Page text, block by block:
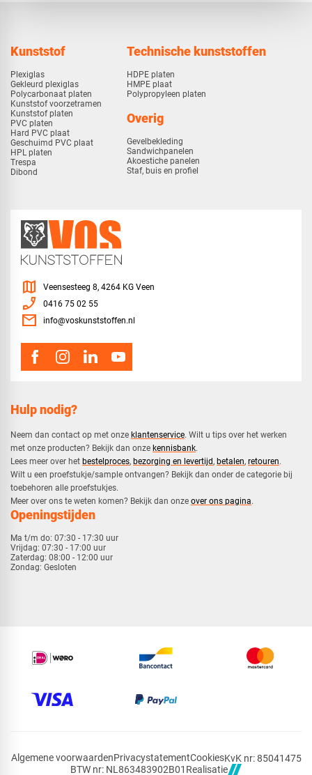
Kunststof
Plexiglas
Gekleurd plexiglas
Polycarbonaat platen
Kunststof voorzetramen
Kunststof platen
PVC platen
Hard PVC plaat
Geschuimd PVC plaat
HPL platen
Trespa
Dibond
Technische kunststoffen
HDPE platen
HMPE plaat
Polypropyleen platen
Overig
Gevelbekleding
Sandwichpanelen
Akoestiche panelen
Staf, buis en profiel
Hulp nodig?
Neem dan contact op met onze klantenservice. Wilt u tips over het werken
met onze producten? Bekijk dan onze kennisbank.
​Lees meer over het bestelproces, bezorging en levertijd, betalen, retouren.​
​Wilt u een proefstukje/sample ontvangen? Bekijk dan onder de categorie bij
toebehoren alle proefstukjes.
​​Meer over ons te weten komen? Bekijk dan onze over ons pagina.
Openingstijden
Ma t/m do: 07:30 - 17:30 uur
Vrijdag: 07:30 - 17:00 uur
Zaterdag: 08:00 - 12:00 uur
Zondag: Gesloten
map Veensesteeg 8, 4264 KG Veen
phone_enabled 0416 75 02 55
mail info@voskunststoffen.nl
Algemene voorwaardenPrivacystatementCookiesKvK nr: 85041475
BTW nr: NL863483902B01 Realisatie